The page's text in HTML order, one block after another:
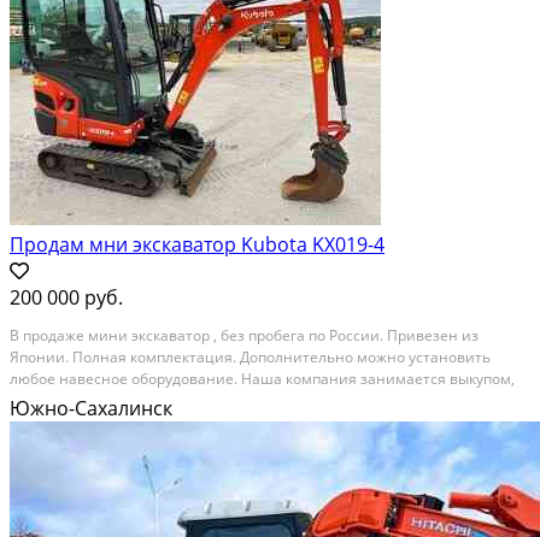
Продам мни экскаватор Kubota KX019-4
200 000 руб.
В продаже мини экскаватор , без пробега по России. Привезен из
Японии. Полная комплектация. Дополнительно можно установить
любое навесное оборудование. Наша компания занимается выкупом,
сборкой и продажей Автомотоспец техники из Японии, Америки и
Европы. Техника поставляется комплектами из...
Южно-Сахалинск